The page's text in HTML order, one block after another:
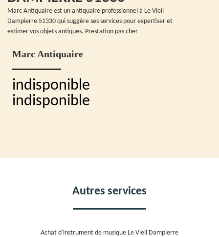
Marc Antiquaire est un antiquaire professionnel à Le Vieil
Dampierre 51330 qui suggère ses services pour expertiser et
estimer vos objets antiques. Prestation pas cher
Marc Antiquaire
indisponible
indisponible
Autres services
Achat d'instrument de musique Le Vieil Dampierre